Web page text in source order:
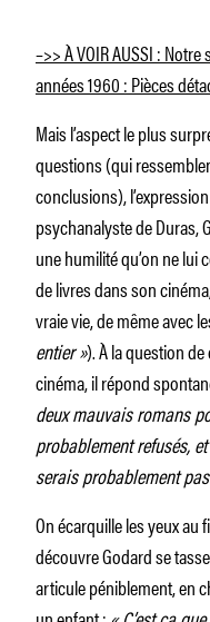
–>> À VOIR AUSSI :
années 1960 : Pièces
Mais l’aspect le plus
questions (qui
conclusions),
psychanalyste de Duras,
une humilité qu’on ne lui
de livres dans son
vraie vie, de même avec
entier »). À la question de
cinéma, il répond
deux mauvais romans
probablement refusés,
serais probablement
On écarquille les yeux au
découvre Godard se
articule péniblement, en